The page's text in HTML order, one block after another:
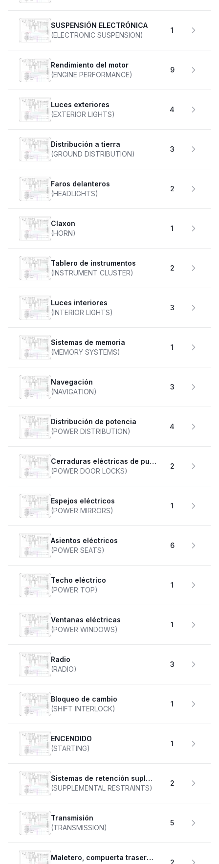
SUSPENSIÓN ELECTRÓNICA
(ELECTRONIC SUSPENSION)
1
Rendimiento del motor
(ENGINE PERFORMANCE)
9
Luces exteriores
(EXTERIOR LIGHTS)
4
Distribución a tierra
(GROUND DISTRIBUTION)
3
faros delanteros
(HEADLIGHTS)
2
claxon
(HORN)
1
Tablero de instrumentos
(INSTRUMENT CLUSTER)
2
Luces interiores
(INTERIOR LIGHTS)
3
Sistemas de memoria
(MEMORY SYSTEMS)
1
Navegación
(NAVIGATION)
3
Distribución de potencia
(POWER DISTRIBUTION)
4
Cerraduras eléctricas de puertas
(POWER DOOR LOCKS)
2
Espejos eléctricos
(POWER MIRRORS)
1
Asientos eléctricos
(POWER SEATS)
6
Techo eléctrico
(POWER TOP)
1
Ventanas eléctricas
(POWER WINDOWS)
1
Radio
(RADIO)
3
Bloqueo de cambio
(SHIFT INTERLOCK)
1
ENCENDIDO
(STARTING)
1
Sistemas de retención suplementarios
(SUPPLEMENTAL RESTRAINTS)
2
transmisión
(TRANSMISSION)
5
Maletero, compuerta trasera, tapa de combustible
2